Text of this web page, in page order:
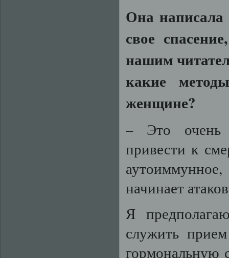
Она написала
свое
нашим
какие
женщине?
– Это очень
привести к
начинает
Я
служить
гормональную